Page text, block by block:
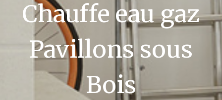
Chauffe eau gaz
Pavillons sous
Bois